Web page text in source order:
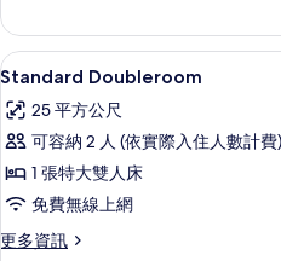
的
詳
情
顯
示
Standard
Doubleroom
的
所
有
5
Standard Doubleroom
25 平方公尺
可容納 2 人 (依實際入住人數計費)
1 張特大雙人床
免費無線上網
更多資訊
更